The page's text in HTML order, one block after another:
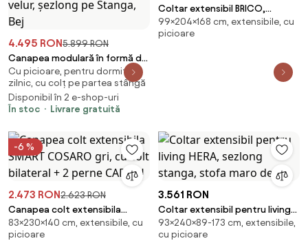
4.495 RON5.899 RON
Canapea modulară în formă de
L, din spumă de înaltă
densitate, fără asamblare,
țesătură din velur, șezlong pe
Stanga, Bej
Cu picioare, pentru dormit
zilnic, cu colț pe partea stângă
Disponibil în 2 e-shop-uri
În stoc
Livrare gratuită
Coltar extensibil BRICO,
universal, stofa catifelata gri -
Element 23,
99×204×168 cm, extensibile, cu
picioare
-6 %
2.473 RON2.623 RON
Canapea colt extensibila
SMART COSARO gri, cu colt
bilateral + 2 perne CADOU
83×230×140 cm, extensibile, cu
picioare
3.561 RON
Coltar extensibil pentru living
HERA, sezlong stanga, stofa
maro desch
93×240×89-173 cm, extensibile,
cu picioare